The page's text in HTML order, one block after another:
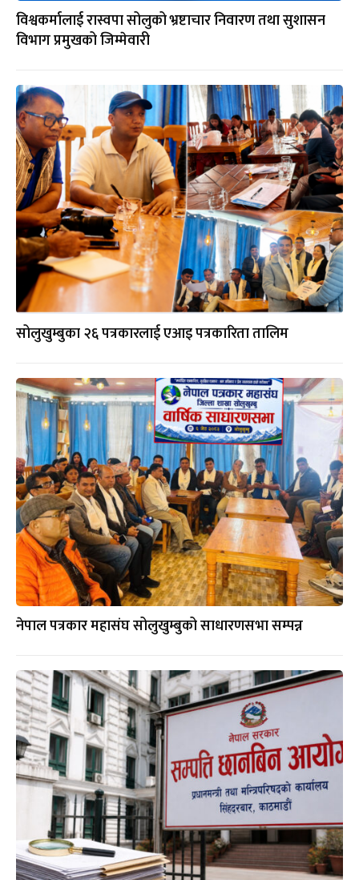
विश्वकर्मालाई रास्वपा सोलुको भ्रष्टाचार निवारण तथा सुशासन
विभाग प्रमुखको जिम्मेवारी
सोलुखुम्बुका २६ पत्रकारलाई एआइ पत्रकारिता तालिम
नेपाल पत्रकार महासंघ सोलुखुम्बुको साधारणसभा सम्पन्न